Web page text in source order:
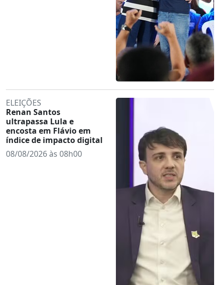
ELEIÇÕES
Renan Santos
ultrapassa Lula e
encosta em Flávio em
índice de impacto digital
08/08/2026 às 08h00